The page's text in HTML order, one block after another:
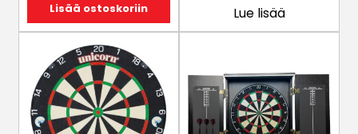
Lisää ostoskoriin Lue lisää